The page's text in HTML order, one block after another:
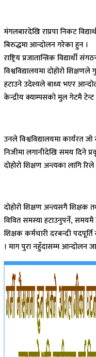
मंगलबारदेखि राप्रपा निकट
बिरुद्धमा आन्दोलन गरेका हुन ।
राष्ट्रिय प्रजातान्त्रिक
विश्वविद्यालयमा दोहोरो
हटाउने उदेश्यले बाध्य भएर
केन्द्रीय क्याम्पसको मुल गेटमै
उनले विश्वविद्यालयमा कार्यरत
निजीमा लगानीदेखि समय दिने
दोहोरो शिक्षण अन्त्यका लागि
दोहोरो शिक्षण अन्त्यसगै शिक्षक
विवित समस्या हटाउनुपर्ने,
शिक्षक कर्मचारी दरबन्दी
। माग पुरा नहुँदासम्म आन्दोलन